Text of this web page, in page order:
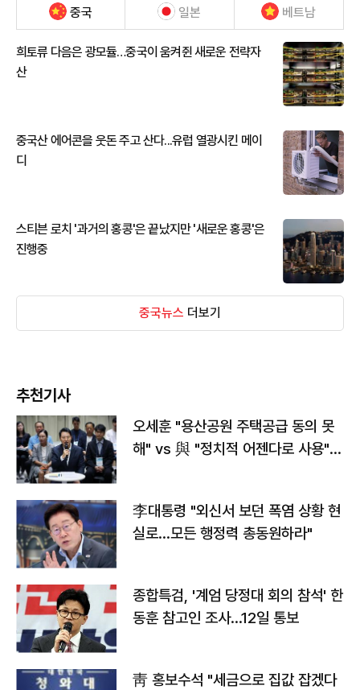
중국 일본 베트남
희토류 다음은 광모듈…중국이 움켜쥔 새로운 전략자
산
중국산 에어콘을 웃돈 주고 산다...유럽 열광시킨 메이
디
스티븐 로치 '과거의 홍콩'은 끝났지만 '새로운 홍콩'은
진행중
중국뉴스 더보기
추천기사
오세훈 "용산공원 주택공급 동의 못
해" vs 與 "정치적 어젠다로 사용"
李대통령 "외신서 보던 폭염 상황 현
실로…모든 행정력 총동원하라"
종합특검, '계엄 당정대 회의 참석' 한
동훈 참고인 조사...12일 통보
靑 홍보수석 "세금으로 집값 잡겠다